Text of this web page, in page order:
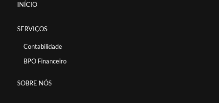
INÍCIO
SERVIÇOS
Contabilidade
BPO Financeiro
SOBRE NÓS